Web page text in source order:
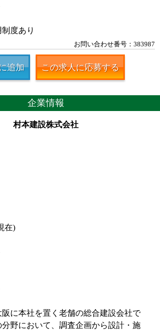
度あり
お問い合わせ番号：383987
追加 この求人に応募する
企業情報
村本建設株式会社
在)
に本社を置く老舗の総合建設会社で
野において、調査企画から設計・施